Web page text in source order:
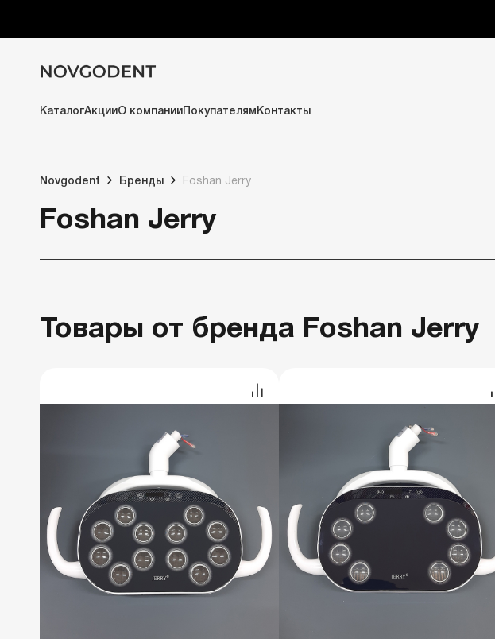
КаталогАкцииО компании Покупателям Контакты
Novgodent Бренды Foshan Jerry
Foshan Jerry
Товары от бренда Foshan Jerry